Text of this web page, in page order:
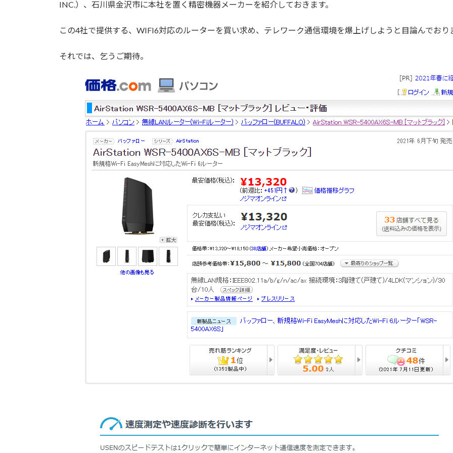
INC.）、石川県金沢市に本社を置く精密機器メーカーを紹介しておきます。
この4社で提供する、WIFI6対応のルーターを買い求め、テレワーク通信環境を爆上げしようと目論んでおり
それでは、乞うご期待。